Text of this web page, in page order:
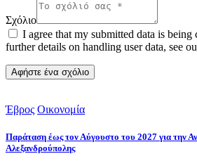
Σχόλιο
I agree that my submitted data is being
further details on handling user data, see
Έβρος Οικονομία
Παράταση έως τον Αύγουστο του 2027 για την
Αλεξανδρούπολης